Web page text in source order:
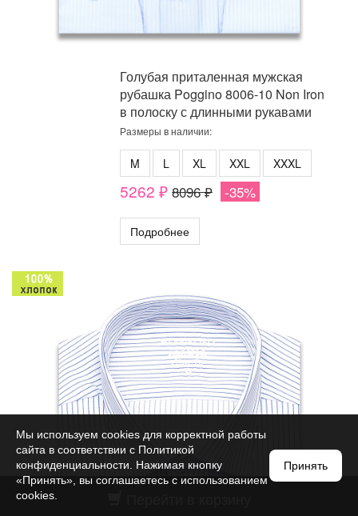
Голубая приталенная мужская
рубашка Poggino 8006-10 Non Iron
в полоску с длинными рукавами
Размеры в наличии:
M L XL XXL XXXL
5262 ₽ 8096 ₽ -35%
Подробнее
Мы используем cookies для корректной работы
сайта в соответствии с Политикой
конфиденциальности . Нажимая кнопку
«Принять», вы соглашаетесь с использованием
cookies.
Принять